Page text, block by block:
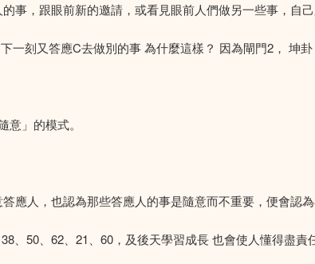
事，跟眼前新的邀請，或看見眼前人們做另一些事，自
一刻又答應C去做別的事 為什麼這樣？ 因為閘門2， 坤卦
」的模式。
應人，也認為那些答應人的事是隨意而不重要，便會認為
、50、62、21、60，及後天學習成長 也會使人懂得盡責